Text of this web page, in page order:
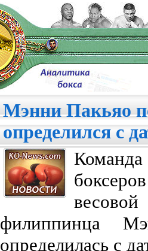
Мэнни Пакьяо
определился с
филиппинца
определилась с